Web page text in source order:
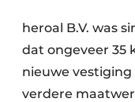
Uitnodiging
Vacature
Vacatures
heroal B.V. was
dat ongeveer 35
nieuwe vestiging
verdere